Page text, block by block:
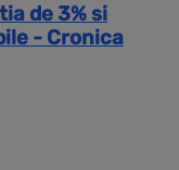
de 3% si
- Cronica